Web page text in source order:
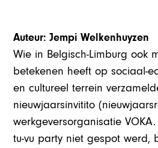
Auteur: Jempi Welkenhuyzen
Wie in Belgisch-Limburg ook
betekenen heeft op sociaal-
en cultureel terrein
nieuwjaarsinvitito
werkgeversorganisatie
tu-vu party niet gespot werd,